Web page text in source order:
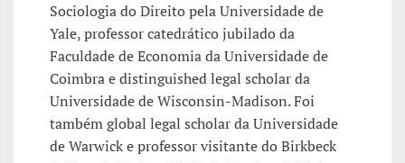
Sociologia do Direito pela Universidade de
Yale, professor catedrático jubilado da
Faculdade de Economia da Universidade de
Coimbra e distinguished legal scholar da
Universidade de Wisconsin-Madison. Foi
também global legal scholar da Universidade
de Warwick e professor visitante do Birkbeck